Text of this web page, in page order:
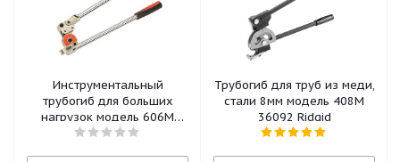
Инструментальный
трубогиб для больших
нагрузок модель 606М
38053 Ridgid
Трубогиб для труб из меди,
стали 8мм модель 408М
36092 Ridgid